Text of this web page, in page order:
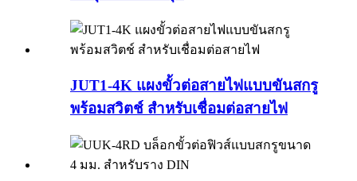
JUT1-4K แผงขั้วต่อสายไฟแบบขันสกรู
พร้อมสวิตช์ สำหรับเชื่อมต่อสายไฟ